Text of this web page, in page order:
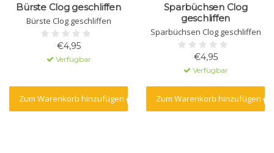
Bürste Clog geschliffen
Bürste Clog geschliffen
€4,95
Verfügbar
Zum Warenkorb hinzufügen
Sparbüchsen Clog
geschliffen
Sparbüchsen Clog geschliffen
€4,95
Verfügbar
Zum Warenkorb hinzufügen